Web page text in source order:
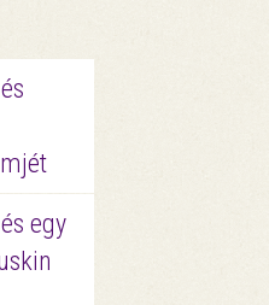
egy